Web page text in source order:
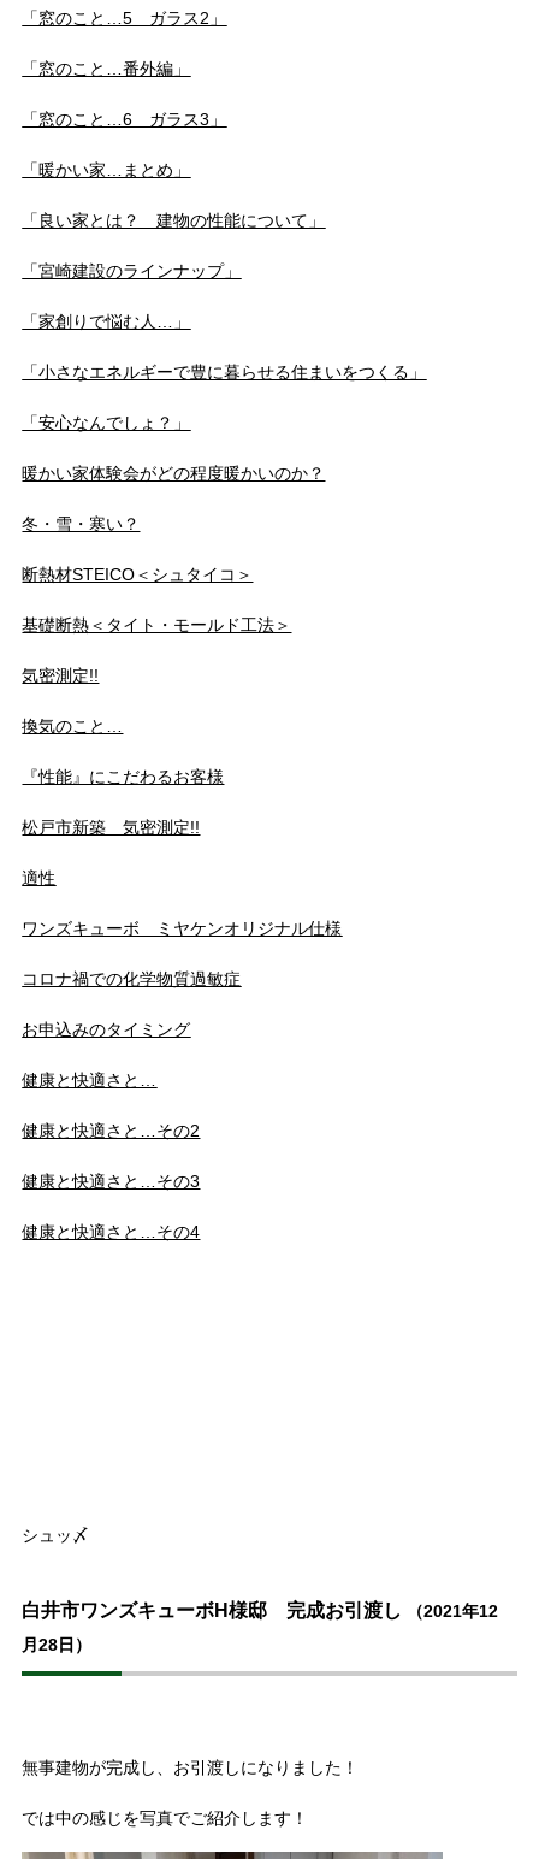
「窓のこと…5 ガラス2」
「窓のこと…番外編」
「窓のこと…6 ガラス3」
「暖かい家…まとめ」
「良い家とは？ 建物の性能について」
「宮崎建設のラインナップ」
「家創りで悩む人…」
「小さなエネルギーで豊に暮らせる住まいをつくる」
「安心なんでしょ？」
暖かい家体験会がどの程度暖かいのか？
冬・雪・寒い？
断熱材STEICO＜シュタイコ＞
基礎断熱＜タイト・モールド工法＞
気密測定!!
換気のこと…
『性能』にこだわるお客様
松戸市新築 気密測定!!
適性
ワンズキューボ ミヤケンオリジナル仕様
コロナ禍での化学物質過敏症
お申込みのタイミング
健康と快適さと…
健康と快適さと…その2
健康と快適さと…その3
健康と快適さと…その4
シュッ〆
白井市ワンズキューボH様邸 完成お引渡し
（2021年12
月28日）
無事建物が完成し、お引渡しになりました！
では中の感じを写真でご紹介します！